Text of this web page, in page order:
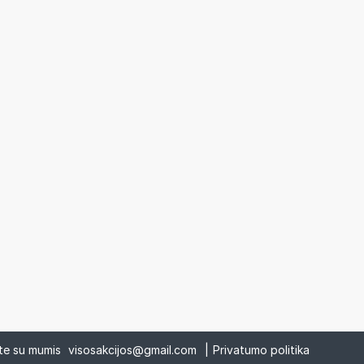
su mumis visosakcijos@gmail.com Privatumo politika